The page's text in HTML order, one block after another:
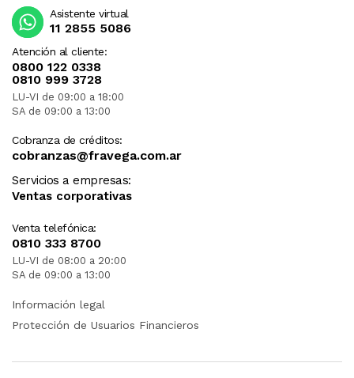
Atención al cliente:
0800 122 0338
0810 999 3728
LU-VI de 09:00 a 18:00
SA de 09:00 a 13:00
Cobranza de créditos:
cobranzas@fravega.com.ar
Servicios a empresas:
Ventas corporativas
Venta telefónica:
0810 333 8700
LU-VI de 08:00 a 20:00
SA de 09:00 a 13:00
Asistente virtual
11 2855 5086
Información legal
Protección de Usuarios Financieros